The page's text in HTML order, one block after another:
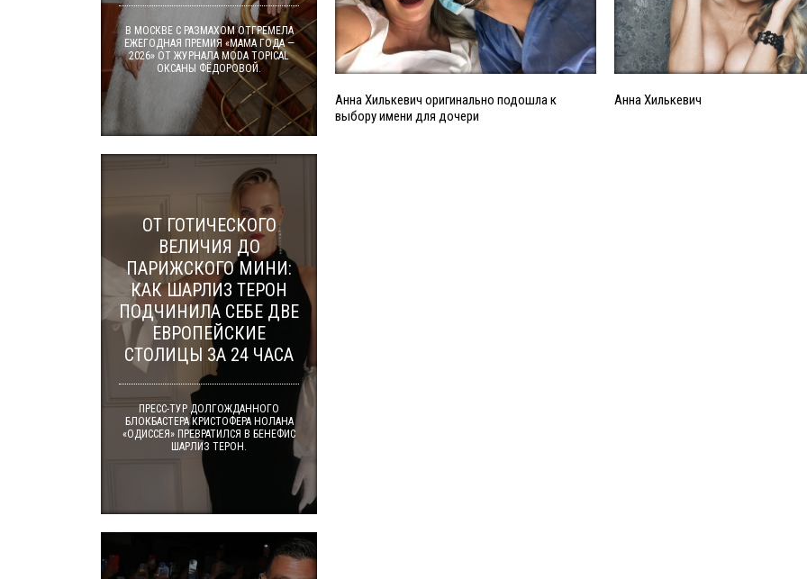
Анна Хилькевич оригинально подошла к
выбору имени для дочери
Анна Хилькевич
В МОСКВЕ С РАЗМАХОМ ОТГРЕМЕЛА
ЕЖЕГОДНАЯ ПРЕМИЯ «МАМА ГОДА —
2026» ОТ ЖУРНАЛА MODA TOPICAL
ОКСАНЫ ФЁДОРОВОЙ.
ОТ ГОТИЧЕСКОГО
ВЕЛИЧИЯ ДО
ПАРИЖСКОГО МИНИ:
КАК ШАРЛИЗ ТЕРОН
ПОДЧИНИЛА СЕБЕ ДВЕ
ЕВРОПЕЙСКИЕ
СТОЛИЦЫ ЗА 24 ЧАСА
ПРЕСС-ТУР ДОЛГОЖДАННОГО
БЛОКБАСТЕРА КРИСТОФЕРА НОЛАНА
«ОДИССЕЯ» ПРЕВРАТИЛСЯ В БЕНЕФИС
ШАРЛИЗ ТЕРОН.